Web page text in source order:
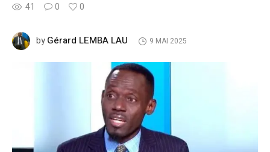
41 0 0
byGérard LEMBA LAU 9 MAI 2025